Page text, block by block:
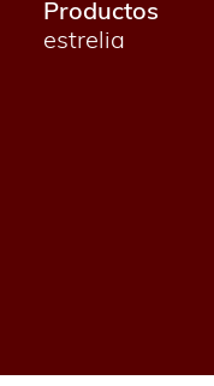
Productos
estrelia